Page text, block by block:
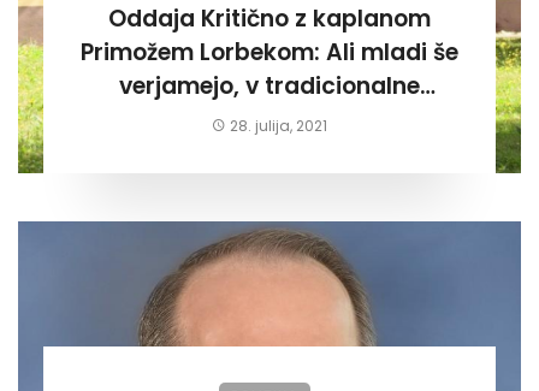
Oddaja Kritično z kaplanom
Primožem Lorbekom: Ali mladi še
verjamejo, v tradicionalne
vrednote katoličanstva ?
28. julija, 2021